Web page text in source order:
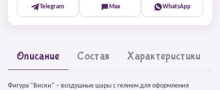
Telegram Max WhatsApp
Описание Состав Характеристики
Фигура "Виски" – воздушные шары с гелием для оформления